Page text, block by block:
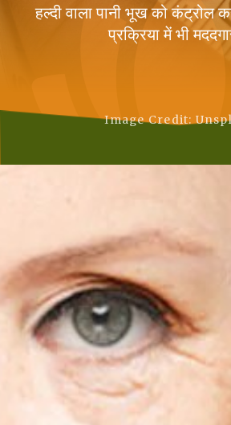
हल्दी वाला पानी भूख को कंट्रोल
प्रक्रिया में भी
Image Credit: